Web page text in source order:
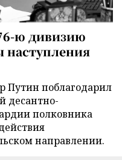
ю дивизию
наступления
Путин поблагодарил
десантно-
полковника
направлении.